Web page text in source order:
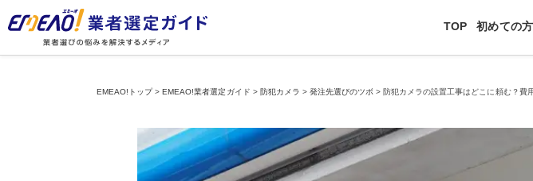
TOP 初めての
EMEAO!トップ>EMEAO!業者選定ガイド > 防犯カメラ > 発注先選びのツボ > 防犯カメラの設置工事はどこに頼む？費